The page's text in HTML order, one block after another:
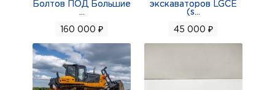
Болтов ПОД Большие
160 000 ₽
экскаваторов LGCE
(s
45 000 ₽